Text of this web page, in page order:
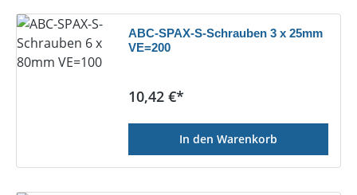
ABC-SPAX-S-Schrauben 3 x 25mm
VE=200
Regulärer Preis:
10,42 €*
In den Warenkorb